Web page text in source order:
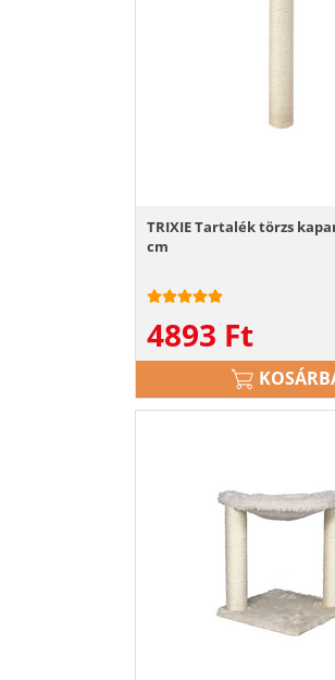
TRIXIE Tartalék törzs
cm
4893 Ft